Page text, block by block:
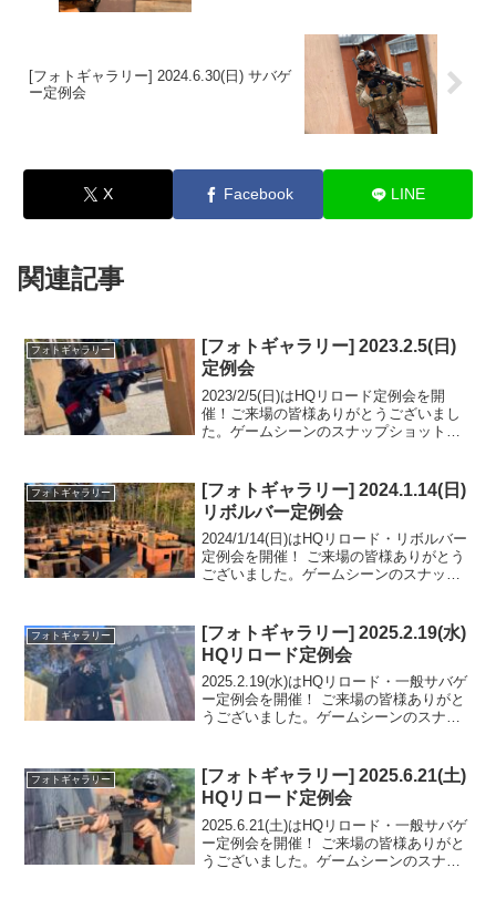
[フォトギャラリー] 2024.6.30(日) サバゲ
ー定例会
X Facebook LINE
関連記事
フォトギャラリー
[フォトギャラリー] 2023.2.5(日)
定例会
2023/2/5(日)はHQリロード定例会を開
催！ご来場の皆様ありがとうございまし
た。ゲームシーンのスナップショットを
ております。フォトアルバムをみる
(Google ...
フォトギャラリー
[フォトギャラリー] 2024.1.14(日)
リボルバー定例会
2024/1/14(日)はHQリロード・リボルバー
定例会を開催！ ご来場の皆様ありがとう
ございました。ゲームシーンのスナップ
をお待ちしております。フォトアルバム
をみる...
フォトギャラリー
[フォトギャラリー] 2025.2.19(水)
HQリロード定例会
2025.2.19(水)はHQリロード・一般サバゲ
ー定例会を開催！ ご来場の皆様ありがと
うございました。ゲームシーンのスナッ
トラッド発の「ゴーストメディック方
式」殲...
フォトギャラリー
[フォトギャラリー] 2025.6.21(土)
HQリロード定例会
2025.6.21(土)はHQリロード・一般サバゲ
ー定例会を開催！ ご来場の皆様ありがと
うございました。ゲームシーンのスナッ